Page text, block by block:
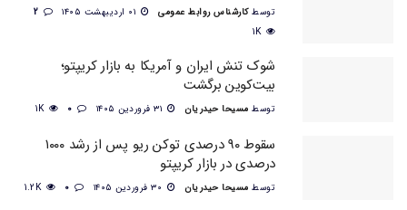
توسط کارشناس روابط عمومی
1K
شوک تنش ایران و آمریکا به بازار کریپتو؛
بیت‌کوین برگشت
توسط مسیحا حیدریان 1K
سقوط ۹۰ درصدی توکن ریو پس از رشد ۱۰۰۰
درصدی در بازار کریپتو
توسط مسیحا حیدریان 1.2K